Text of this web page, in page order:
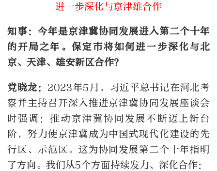
进一步深化与京津雄合作
知事：今年是京津冀协同发展进入第二个十年
的开局之年。保定市将如何进一步深化与北
京、天津、雄安新区合作？
党晓龙： 2023年5月，习近平总书记在河北考
察并主持召开深入推进京津冀协同发展座谈会
时强调：推动京津冀协同发展不断迈上新台
阶，努力使京津冀成为中国式现代化建设的先
行区、示范区。这为协同发展第二个十年指明
了方向。我们从5个方面持续发力、深化合作：